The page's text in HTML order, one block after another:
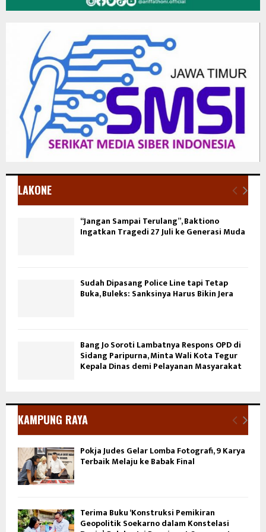
LAKONE
“Jangan Sampai Terulang”, Baktiono
Ingatkan Tragedi 27 Juli ke Generasi Muda
Sudah Dipasang Police Line tapi Tetap
Buka, Buleks: Sanksinya Harus Bikin Jera
Bang Jo Soroti Lambatnya Respons OPD di
Sidang Paripurna, Minta Wali Kota Tegur
Kepala Dinas demi Pelayanan Masyarakat
KAMPUNG RAYA
Pokja Judes Gelar Lomba Fotografi, 9 Karya
Terbaik Melaju ke Babak Final
Terima Buku ‘Konstruksi Pemikiran
Geopolitik Soekarno dalam Konstelasi